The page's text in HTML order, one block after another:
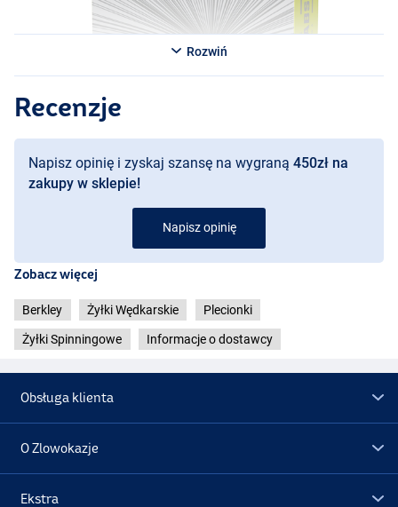
Rozwiń
Recenzje
Napisz opinię i zyskaj szansę na wygraną 450zł na
zakupy w sklepie!
Napisz opinię
Zobacz więcej
Berkley Żyłki Wędkarskie Plecionki
Żyłki Spinningowe Informacje o dostawcy
Obsługa klienta
O Zlowokazje
Ekstra